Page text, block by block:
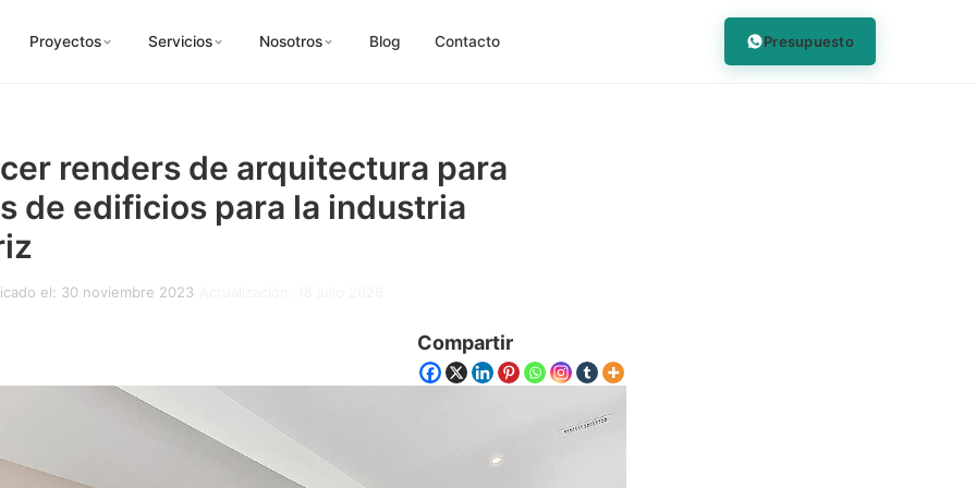
Proyectos Servicios Nosotros Blog Contacto Presupuesto
renders de arquitectura para
de edificios para la industria
el: 30 noviembre 2023
Compartir